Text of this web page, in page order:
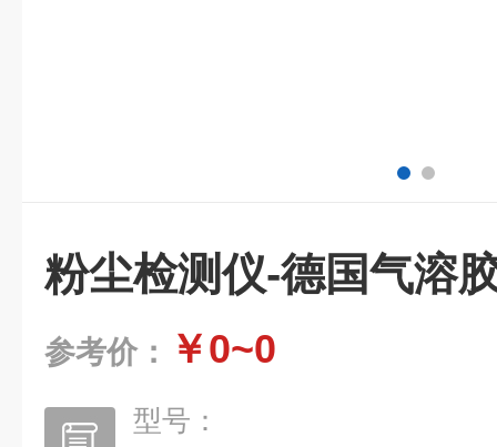
粉尘检测仪-德国气溶
参考价： ￥0~0
型号：